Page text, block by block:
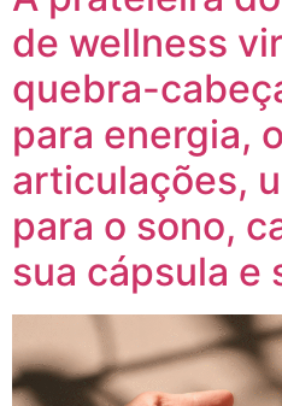
de wellness
quebra-
para energia,
articulações,
para o sono,
sua cápsula e